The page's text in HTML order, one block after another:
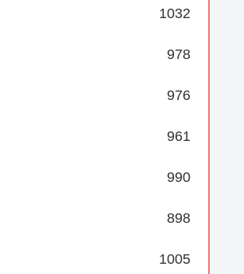
1032
978
976
961
990
898
1005